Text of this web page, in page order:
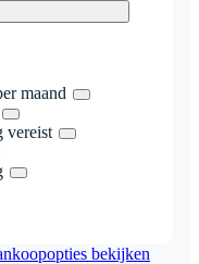
maand
vereist
bekijken